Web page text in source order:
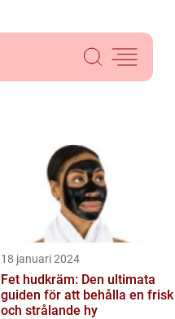
18 januari 2024
Fet hudkräm: Den ultimata
guiden för att behålla en frisk
och strålande hy